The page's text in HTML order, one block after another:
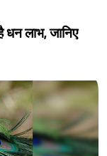
धन लाभ, जानिए